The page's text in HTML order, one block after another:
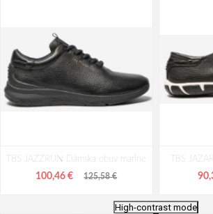
TBS JAZZRUN Dámska obuv marine
100,46 € 125,58 €
TBS
High-contrast mode